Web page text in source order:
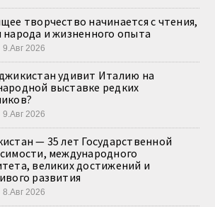
творчество начинается с чтения,
народа и жизненного опыта
9.Авг 2026
удивит Италию на
выставке редких
9.Авг 2026
— 35 лет Государственной
международного
великих достижений и
развития
8.Авг 2026